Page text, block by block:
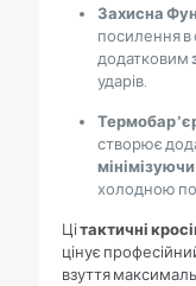
Захисна
посилення в
додатковим
ударів.
створює
холодною
Цітактичні
цінує
взуття